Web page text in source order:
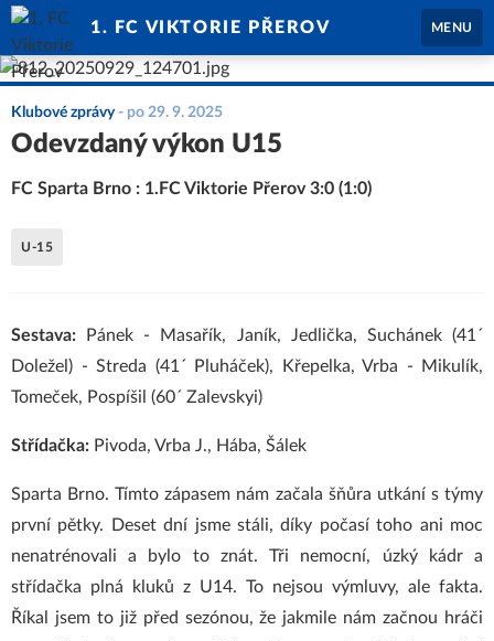
1. FC VIKTORIE PŘEROV MENU
Klubové zprávy- po 29. 9. 2025
Odevzdaný výkon U15
FC Sparta Brno : 1.FC Viktorie Přerov 3:0 (1:0)
U-15
Sestava: Pánek - Masařík, Janík, Jedlička, Suchánek (41´
Doležel) - Streda (41´ Pluháček), Křepelka, Vrba - Mikulík,
Tomeček, Pospíšil (60´ Zalevskyi)
Střídačka: Pivoda, Vrba J., Hába, Šálek
Sparta Brno. Tímto zápasem nám začala šňůra utkání s týmy
první pětky. Deset dní jsme stáli, díky počasí toho ani moc
nenatrénovali a bylo to znát. Tři nemocní, úzký kádr a
střídačka plná kluků z U14. To nejsou výmluvy, ale fakta.
Říkal jsem to již před sezónou, že jakmile nám začnou hráči